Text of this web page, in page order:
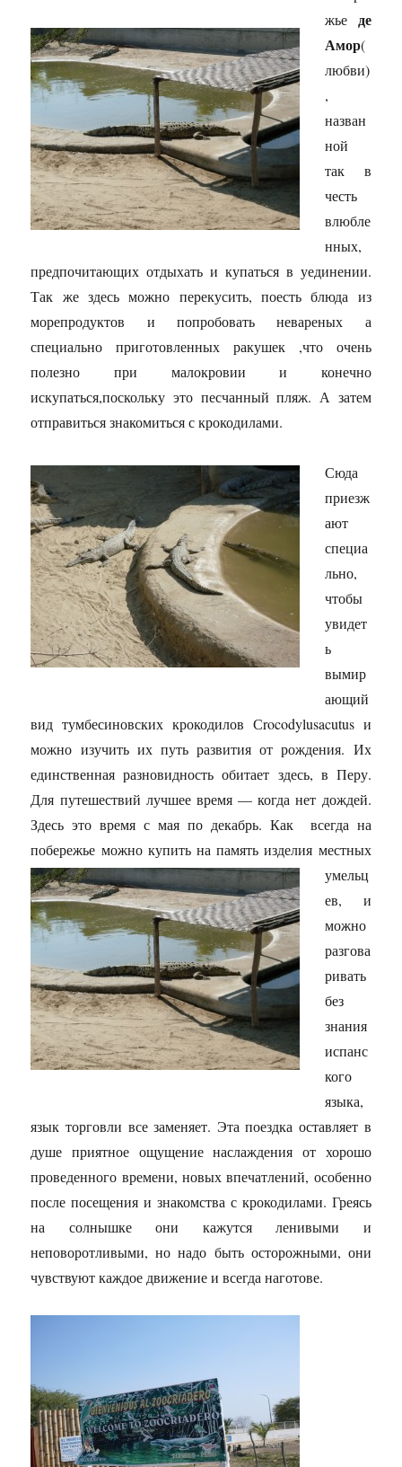
жье де
Амор(
любви)
,
назван
ной
так в
честь
влюбле
нных,
предпочитающих отдыхать и купаться в уединении.
Так же здесь можно перекусить, поесть блюда из
морепродуктов и попробовать невареных а
специально приготовленных ракушек ,что очень
полезно при малокровии и конечно
искупаться,поскольку это песчанный пляж. А затем
отправиться знакомиться с крокодилами.
Сюда
приезж
ают
специа
льно,
чтобы
увидет
ь
вымир
ающий
вид тумбесиновских крокодилов Сrocodylusacutus и
можно изучить их путь развития от рождения. Их
единственная разновидность обитает здесь, в Перу.
Для путешествий лучшее время — когда нет дождей.
Здесь это время с мая по декабрь. Как
всегда на
побережье можно купить на память изделия местных
умельц
ев, и
можно
разгова
ривать
без
знания
испанс
кого
языка,
язык торговли все заменяет. Эта поездка оставляет в
душе приятное ощущение наслаждения от хорошо
проведенного времени, новых впечатлений, особенно
после посещения и знакомства с крокодилами. Греясь
на солнышке они кажутся ленивыми и
неповоротливыми, но надо быть осторожными, они
чувствуют каждое движение и всегда наготове.